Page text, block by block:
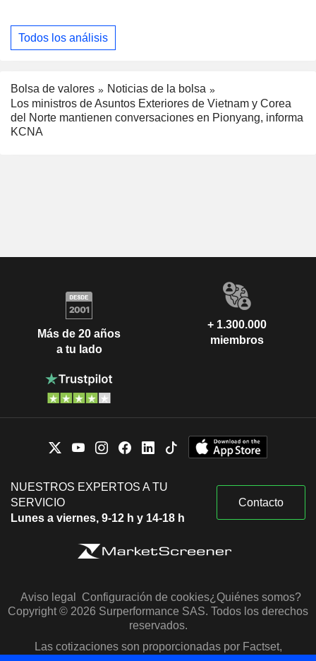
Todos los análisis
Bolsa de valores
Noticias de la bolsa
Los ministros de Asuntos Exteriores de Vietnam y Corea
del Norte mantienen conversaciones en Pionyang, informa
KCNA
Más de 20 años
a tu lado
+ 1.300.000
miembros
NUESTROS EXPERTOS A TU
SERVICIO
Lunes a viernes, 9-12 h y 14-18 h
Contacto
Aviso legal Configuración de cookies¿Quiénes somos?
Copyright © 2026 Surperformance SAS. Todos los derechos
reservados.
Las cotizaciones son proporcionadas por Factset,